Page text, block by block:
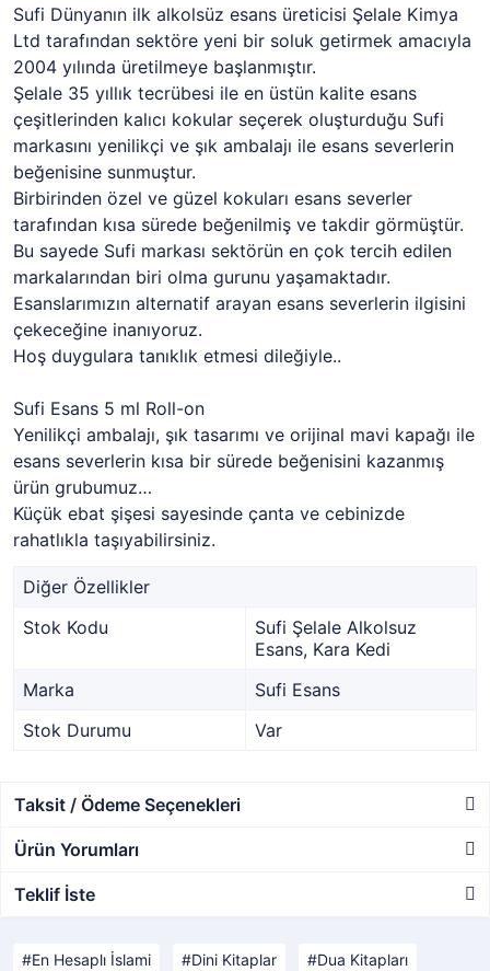
Sufi Dünyanın ilk alkolsüz esans üreticisi Şelale Kimya
Ltd tarafından sektöre yeni bir soluk getirmek amacıyla
2004 yılında üretilmeye başlanmıştır.
Şelale 35 yıllık tecrübesi ile en üstün kalite esans
çeşitlerinden kalıcı kokular seçerek oluşturduğu Sufi
markasını yenilikçi ve şık ambalajı ile esans severlerin
beğenisine sunmuştur.
Birbirinden özel ve güzel kokuları esans severler
tarafından kısa sürede beğenilmiş ve takdir görmüştür.
Bu sayede Sufi markası sektörün en çok tercih edilen
markalarından biri olma gurunu yaşamaktadır.
Esanslarımızın alternatif arayan esans severlerin ilgisini
çekeceğine inanıyoruz.
Hoş duygulara tanıklık etmesi dileğiyle..
Sufi Esans 5 ml Roll-on
Yenilikçi ambalajı, şık tasarımı ve orijinal mavi kapağı ile
esans severlerin kısa bir sürede beğenisini kazanmış
ürün grubumuz…
Küçük ebat şişesi sayesinde çanta ve cebinizde
rahatlıkla taşıyabilirsiniz.
Diğer Özellikler
Stok Kodu
Sufi Şelale Alkolsuz
Esans, Kara Kedi
Marka
Sufi Esans
Stok Durumu
Var
Taksit / Ödeme Seçenekleri
Ürün Yorumları
Teklif İste
En Hesaplı İslami Dini Kitaplar Dua Kitapları